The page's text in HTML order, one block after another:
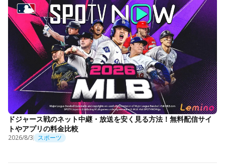
ドジャース戦のネット中継・放送を安く見る方法！無料配信サイ
トやアプリの料金比較
2026/8/3 スポーツ